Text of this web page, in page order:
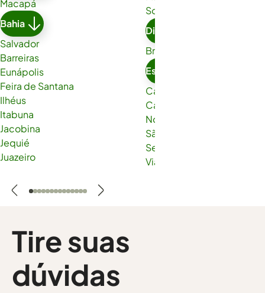
Macapá
Bahia
Salvador
Barreiras
Eunápolis
Feira de Santana
Ilhéus
Itabuna
Jacobina
Jequié
Juazeiro
Sobral
Distrito Federal
Brasília
Espírito Santo
Cachoeiro de Itapemirim
Cariacica
Nova Venécia
São Gabriel da Palha
Serra
Viana
Tire suas
dúvidas